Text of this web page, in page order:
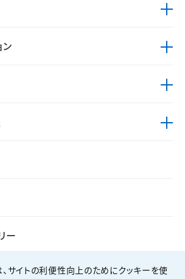
ン
ー
、サイトの利便性向上のためにクッキーを使